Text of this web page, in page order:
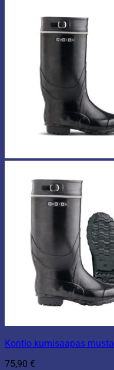
Kontio kumisaapas musta
75,90 €